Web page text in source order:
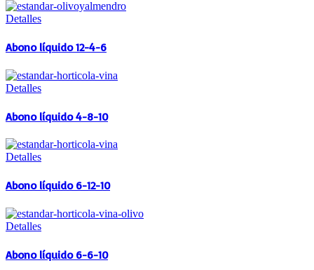
Detalles
Abono líquido 12-4-6
Detalles
Abono líquido 4-8-10
Detalles
Abono líquido 6-12-10
Detalles
Abono líquido 6-6-10